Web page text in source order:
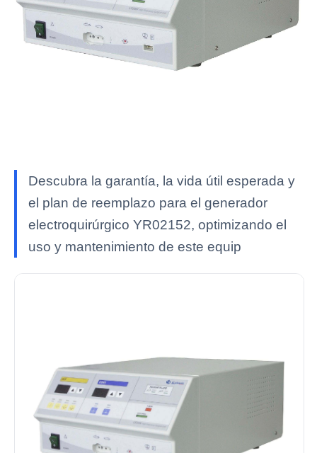
Descubra la garantía, la vida útil esperada y
el plan de reemplazo para el generador
electroquirúrgico YR02152, optimizando el
uso y mantenimiento de este equip